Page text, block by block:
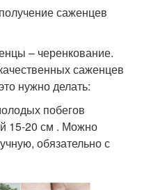
саженцев
– черенкование.
саженцев
нужно делать:
побегов
15-20 см . Можно
обязательно с